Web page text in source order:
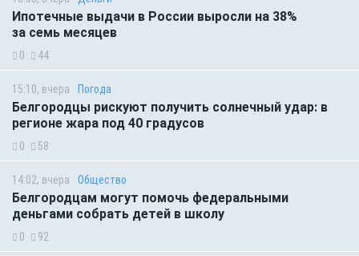
Ипотечные выдачи в России выросли на 38%
за семь месяцев
0 44
15:10, вчера Погода
Белгородцы рискуют получить солнечный удар: в
регионе жара под 40 градусов
0 58
14:02, вчера Общество
Белгородцам могут помочь федеральными
деньгами собрать детей в школу
0 92